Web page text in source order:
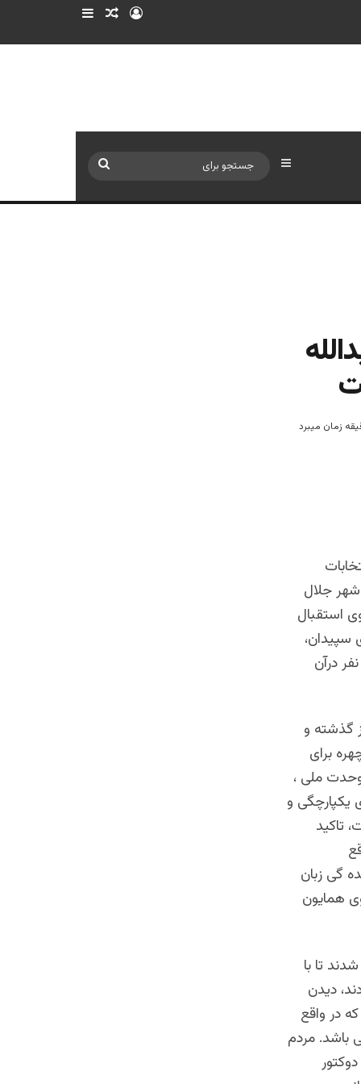
ورود نوشته تصادفی
سایدبار
شهر جلال
استقبال
سپیدان،
درآن
گذشته و
برای
ملی ،
و
تاکید
گی زبان
همایون
تا با
دیدن
در واقع
باشد. مردم